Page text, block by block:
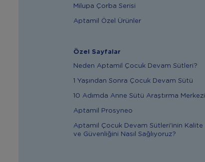
Milupa Çorba Serisi
Aptamil Özel Ürünler
Özel Sayfalar
Neden Aptamil Çocuk Devam Sütleri?
1 Yaşından Sonra Çocuk Devam Sütü
10 Adımda Anne Sütü Araştırma Merkezi
Aptamil Prosyneo
Aptamil Çocuk Devam Sütleri'inin Kalite
ve Güvenliğini Nasıl Sağlıyoruz?